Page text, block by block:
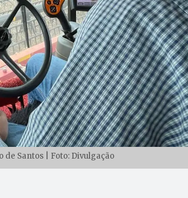
de Santos | Foto: Divulgação